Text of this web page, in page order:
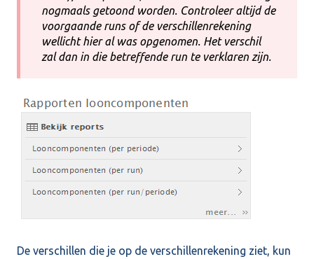
nogmaals getoond worden. Controleer altijd de
voorgaande runs of de verschillenrekening
wellicht hier al was opgenomen. Het verschil
zal dan in die betreffende run te verklaren zijn.
De verschillen die je op de verschillenrekening ziet, kun